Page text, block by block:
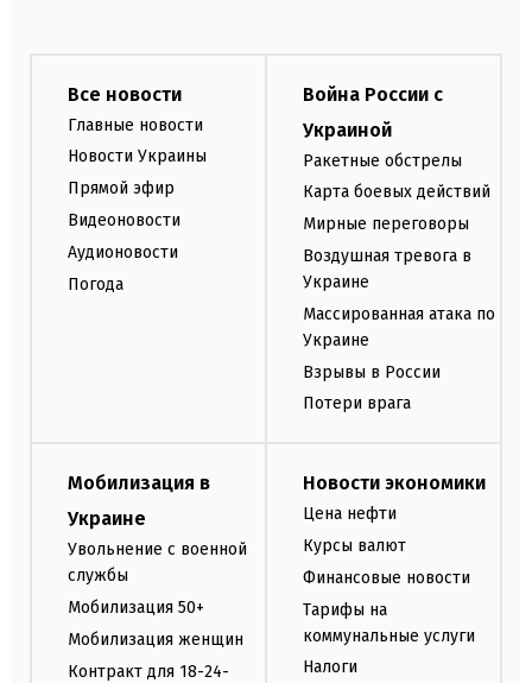
Все новости
Главные новости
Новости Украины
Прямой эфир
Видеоновости
Аудионовости
Погода
Война России с
Украиной
Ракетные обстрелы
Карта боевых действий
Мирные переговоры
Воздушная тревога в
Украине
Массированная атака по
Украине
Взрывы в России
Потери врага
Мобилизация в
Украине
Увольнение с военной
службы
Мобилизация 50+
Мобилизация женщин
Контракт для 18-24-
Новости экономики
Цена нефти
Курсы валют
Финансовые новости
Тарифы на
коммунальные услуги
Налоги